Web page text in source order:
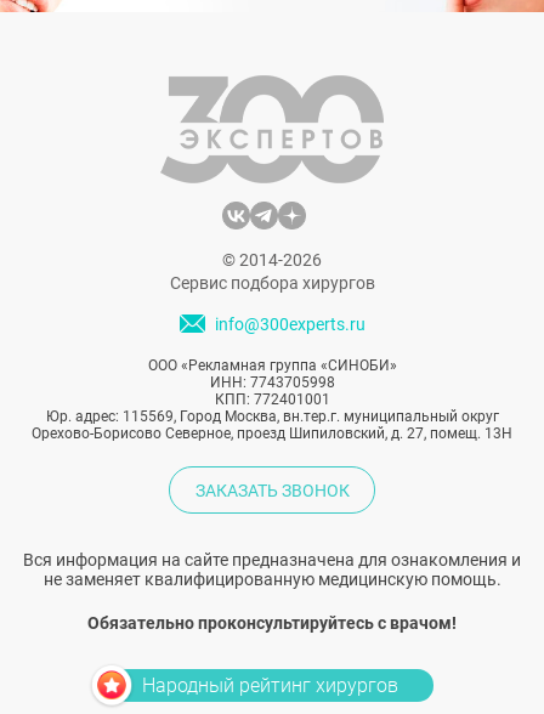
© 2014-2026
Сервис подбора хирургов
info@300experts.ru
ООО «Рекламная группа «СИНОБИ»
ИНН: 7743705998
КПП: 772401001
Юр. адрес: 115569, Город Москва, вн.тер.г. муниципальный округ
Орехово-Борисово Северное, проезд Шипиловский, д. 27, помещ. 13Н
ЗАКАЗАТЬ ЗВОНОК
Вся информация на сайте предназначена для ознакомления и
не заменяет квалифицированную медицинскую помощь.
Обязательно проконсультируйтесь с врачом!
Народный рейтинг хирургов